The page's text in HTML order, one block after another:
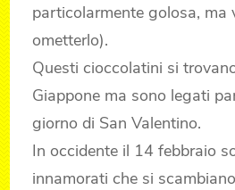
particolarmente golosa, ma
ometterlo).
Questi cioccolatini si
Giappone ma sono legati
giorno di San Valentino.
In occidente il 14 febbraio
innamorati che si